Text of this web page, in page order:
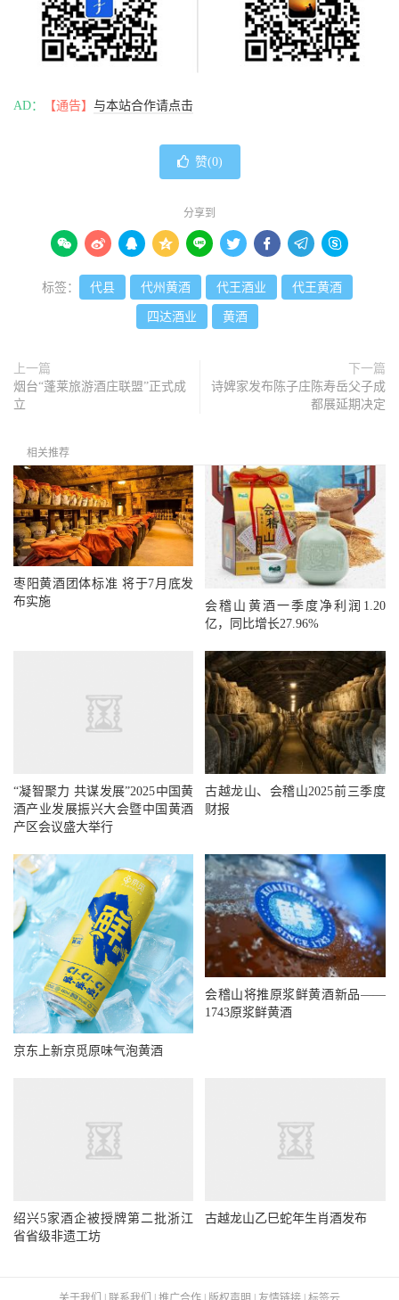
AD： 【通告】 与本站合作请点击
赞(0)
分享到
        
标签： 代县 代州黄酒 代王酒业 代王黄酒
四达酒业 黄酒
上一篇
烟台“蓬莱旅游酒庄联盟”正式成
立
下一篇
诗婢家发布陈子庄陈寿岳父子成
都展延期决定
相关推荐
枣阳黄酒团体标准 将于7月底发
布实施
会稽山黄酒一季度净利润1.20
亿，同比增长27.96%
“凝智聚力 共谋发展”2025中国黄
酒产业发展振兴大会暨中国黄酒
产区会议盛大举行
古越龙山、会稽山2025前三季度
财报
京东上新京觅原味气泡黄酒
会稽山将推原浆鲜黄酒新品——
1743原浆鲜黄酒
绍兴5家酒企被授牌第二批浙江
省省级非遗工坊
古越龙山乙巳蛇年生肖酒发布